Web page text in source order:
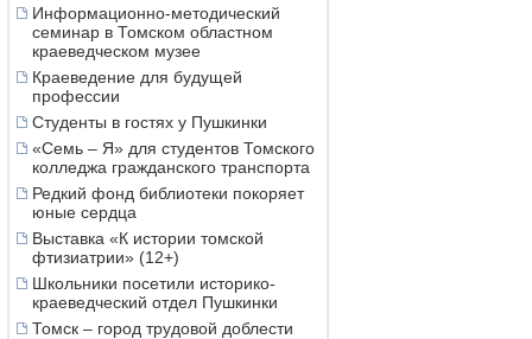
Информационно-методический
семинар в Томском областном
краеведческом музее
Краеведение для будущей
профессии
Студенты в гостях у Пушкинки
«Семь – Я» для студентов Томского
колледжа гражданского транспорта
Редкий фонд библиотеки покоряет
юные сердца
Выставка «К истории томской
фтизиатрии» (12+)
Школьники посетили историко-
краеведческий отдел Пушкинки
Томск – город трудовой доблести